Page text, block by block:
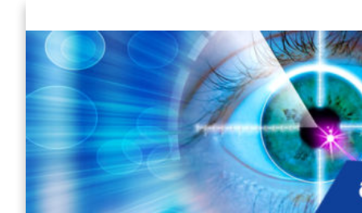
to
content
vinivida.lk